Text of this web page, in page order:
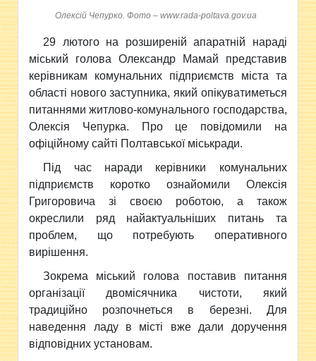
Олексій Чепурко. Фото – www.rada-poltava.gov.ua
29 лютого на розширеній апаратній нараді
міський голова Олександр Мамай представив
керівникам комунальних підприємств міста та
області нового заступника, який опікуватиметься
питаннями житлово-комунального господарства,
Олексія Чепурка. Про це повідомили на
офіційному сайті Полтавської міськради.
Під час наради керівники комунальних
підприємств коротко ознайомили Олексія
Григоровича зі своєю роботою, а також
окреслили ряд найактуальніших питань та
проблем, що потребують оперативного
вирішення.
Зокрема міський голова поставив питання
організації двомісячника чистоти, який
традиційно розпочнеться в березні. Для
наведення ладу в місті вже дали доручення
відповідних установам.